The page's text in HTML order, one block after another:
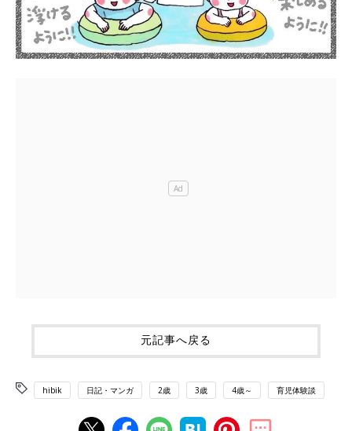
元記事へ戻る
hibik 日記・マンガ 2歳 3歳 4歳～ 育児体験談